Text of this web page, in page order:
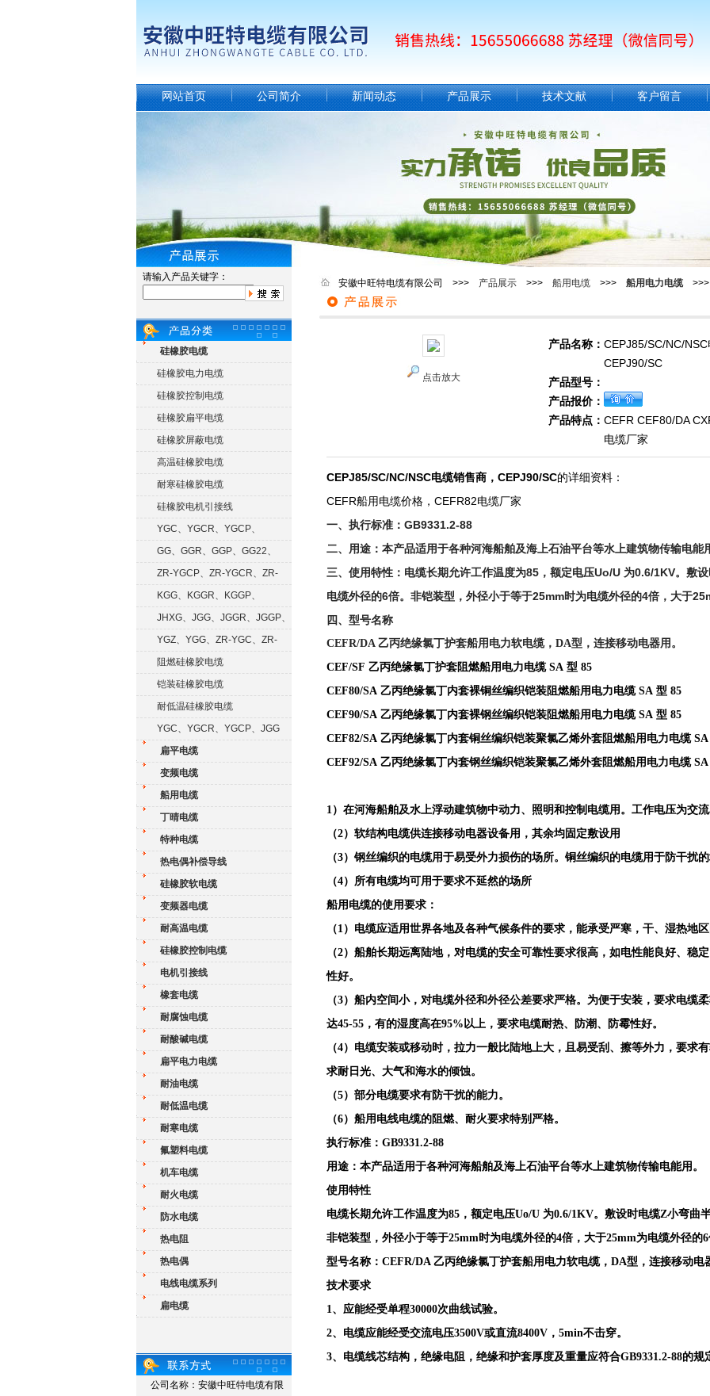
网站首页 公司简介 新闻动态 产品展示 技术文献 客户留言
请输入产品关键字：
硅橡胶电缆
硅橡胶电力电缆
硅橡胶控制电缆
硅橡胶扁平电缆
硅橡胶屏蔽电缆
高温硅橡胶电缆
耐寒硅橡胶电缆
硅橡胶电机引接线
YGC、YGCR、YGCP、
YGCRP
GG、GGR、GGP、GG22、
GGRP
ZR-YGCP、ZR-YGCR、ZR-
YGCRP
KGG、KGGR、KGGP、
KGGRP
JHXG、JGG、JGGR、JGGP、
JGGFYGZ、YGG、ZR-YGC、ZR-
KGG阻燃硅橡胶电缆
铠装硅橡胶电缆
耐低温硅橡胶电缆
YGC、YGCR、YGCP、JGG
扁平电缆
变频电缆
船用电缆
丁晴电缆
特种电缆
热电偶补偿导线
硅橡胶软电缆
变频器电缆
耐高温电缆
硅橡胶控制电缆
电机引接线
橡套电缆
耐腐蚀电缆
耐酸碱电缆
扁平电力电缆
耐油电缆
耐低温电缆
耐寒电缆
氟塑料电缆
机车电缆
耐火电缆
防水电缆
热电阻
热电偶
电线电缆系列
扁电缆
公司名称：安徽中旺特电缆有限
安徽中旺特电缆有限公司 >>> 产品展示 >>> 船用电缆 >>> 船用电力电缆>>>
点击放大
产品名称： CEPJ85/SC/NC/NSC
CEPJ90/SC
产品型号：
产品报价：
产品特点： CEFR CEF80/DA
电缆厂家
CEPJ85/SC/NC/NSC电缆销售商，CEPJ90/SC的详细资料：
CEFR船用电缆价格，CEFR82电缆厂家
一、执行标准：GB9331.2-88
二、用途：本产品适用于各种河海船舶及海上石油平台等水上建筑物传输电能
三、使用特性：电缆长期允许工作温度为85，额定电压Uo/U 为0.6/1KV。敷
电缆外径的6倍。非铠装型，外径小于等于25mm时为电缆外径的4倍，大于
四、型号名称
CEFR/DA 乙丙绝缘氯丁护套船用电力软电缆，DA型，连接移动电器用。
CEF/SF 乙丙绝缘氯丁护套阻燃船用电力电缆 SA 型 85
CEF80/SA 乙丙绝缘氯丁内套裸铜丝编织铠装阻燃船用电力电缆 SA 型 85
CEF90/SA 乙丙绝缘氯丁内套裸钢丝编织铠装阻燃船用电力电缆 SA 型 85
CEF82/SA 乙丙绝缘氯丁内套铜丝编织铠装聚氯乙烯外套阻燃船用电力电缆 SA
CEF92/SA 乙丙绝缘氯丁内套钢丝编织铠装聚氯乙烯外套阻燃船用电力电缆 SA
1）在河海船舶及水上浮动建筑物中动力、照明和控制电缆用。工作电压为交
（2）软结构电缆供连接移动电器设备用，其余均固定敷设用
（3）钢丝编织的电缆用于易受外力损伤的场所。铜丝编织的电缆用于防干扰
（4）所有电缆均可用于要求不延然的场所
船用电缆的使用要求：
（1）电缆应适用世界各地及各种气候条件的要求，能承受严寒，干、湿热地区
（2）船舶长期远离陆地，对电缆的安全可靠性要求很高，如电性能良好、稳
性好。
（3）船内空间小，对电缆外径和外径公差要求严格。为便于安装，要求电缆
达45-55，有的湿度高在95%以上，要求电缆耐热、防潮、防霉性好。
（4）电缆安装或移动时，拉力一般比陆地上大，且易受刮、擦等外力，要求
求耐日光、大气和海水的倾蚀。
（5）部分电缆要求有防干扰的能力。
（6）船用电线电缆的阻燃、耐火要求特别严格。
执行标准： GB9331.2-88
用途：本产品适用于各种河海船舶及海上石油平台等水上建筑物传输电能用。
使用特性
电缆长期允许工作温度为85，额定电压Uo/U 为0.6/1KV。敷设时电缆Z小弯曲
非铠装型，外径小于等于25mm时为电缆外径的4倍，大于25mm为电缆外径的6
型号名称： CEFR/DA 乙丙绝缘氯丁护套船用电力软电缆，DA型，连接移动电
技术要求
1、应能经受单程30000次曲线试验。
2、电缆应能经受交流电压3500V或直流8400V，5min不击穿。
3、电缆线芯结构，绝缘电阻，绝缘和护套厚度及重量应符合GB9331.2-88的规